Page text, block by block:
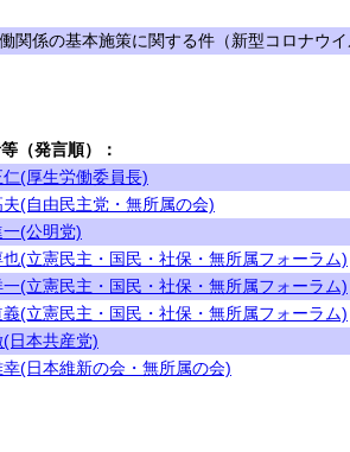
関係の基本施策に関する件（新型コロナウ
（発言順）：
(厚生労働委員長)
(自由民主党・無所属の会)
(公明党)
(立憲民主・国民・社保・無所属フォーラム)
一(立憲民主・国民・社保・無所属フォーラム)
(立憲民主・国民・社保・無所属フォーラム)
日本共産党)
(日本維新の会・無所属の会)